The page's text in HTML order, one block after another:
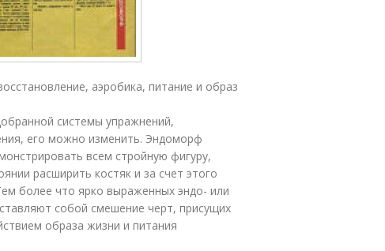
аэробика, питание и образ
системы упражнений,
его можно изменить. Эндоморф
всем стройную фигуру,
расширить костяк и за счет этого
более что ярко выраженных эндо- или
собой смешение черт, присущих
образа жизни и питания